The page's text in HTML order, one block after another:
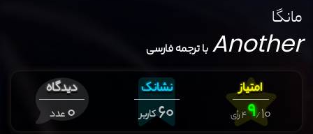
مانگا
Another با ترجمه فارسی
امتیاز
10
/
9
4رأی
نشانک
60کاربر
دیدگاه
0عدد